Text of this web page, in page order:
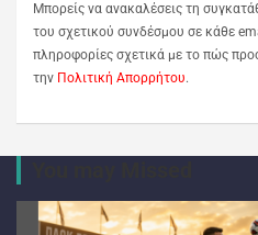
Μπορείς να ανακαλέσεις τη
του σχετικού συνδέσμου σε κάθε
πληροφορίες σχετικά με το πώς
την Πολιτική Απορρήτου.